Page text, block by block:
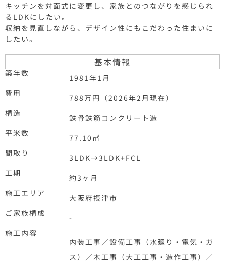
キッチンを対面式に変更し、家族とのつながりを感じられ
るLDKにしたい。
収納を見直しながら、デザイン性にもこだわった住まいに
したい。
基本情報
築年数
1981年1月
費用
788万円（2026年2月現在）
構造
鉄骨鉄筋コンクリート造
平米数
77.10 ㎡
間取り
3LDK→3LDK+FCL
工期
約3ヶ月
施工エリア
大阪府摂津市
ご家族構成
-
施工内容
内装工事／設備工事（水廻り・電気・ガ
ス）／木工事（大工工事・造作工事）／